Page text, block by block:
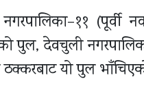
(पूर्वी
पुल, देवचुली
यो पुल